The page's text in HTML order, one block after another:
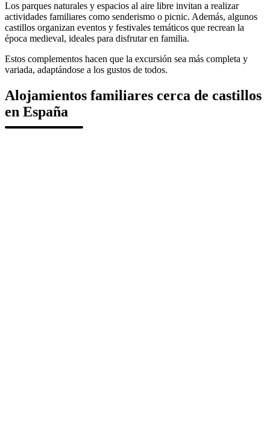
Los parques naturales y espacios al aire libre invitan a realizar
actividades familiares como senderismo o picnic. Además, algunos
castillos organizan eventos y festivales temáticos que recrean la
época medieval, ideales para disfrutar en familia.
Estos complementos hacen que la excursión sea más completa y
variada, adaptándose a los gustos de todos.
Alojamientos familiares cerca de castillos
en España